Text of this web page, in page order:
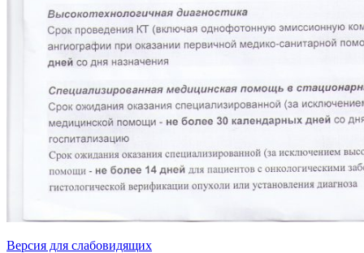
Версия для слабовидящих